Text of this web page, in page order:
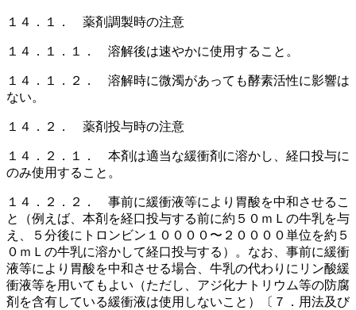
１４．１． 薬剤調製時の注意
１４．１．１． 溶解後は速やかに使用すること。
１４．１．２． 溶解時に微濁があっても酵素活性に影響は
ない。
１４．２． 薬剤投与時の注意
１４．２．１． 本剤は適当な緩衝剤に溶かし、経口投与に
のみ使用すること。
１４．２．２． 事前に緩衝液等により胃酸を中和させるこ
と（例えば、本剤を経口投与する前に約５０ｍＬの牛乳を与
え、５分後にトロンビン１００００〜２００００単位を約５
０ｍＬの牛乳に溶かして経口投与する）。なお、事前に緩衝
液等により胃酸を中和させる場合、牛乳の代わりにリン酸緩
衝液等を用いてもよい（ただし、アジ化ナトリウム等の防腐
剤を含有している緩衝液は使用しないこと）〔７．用法及び